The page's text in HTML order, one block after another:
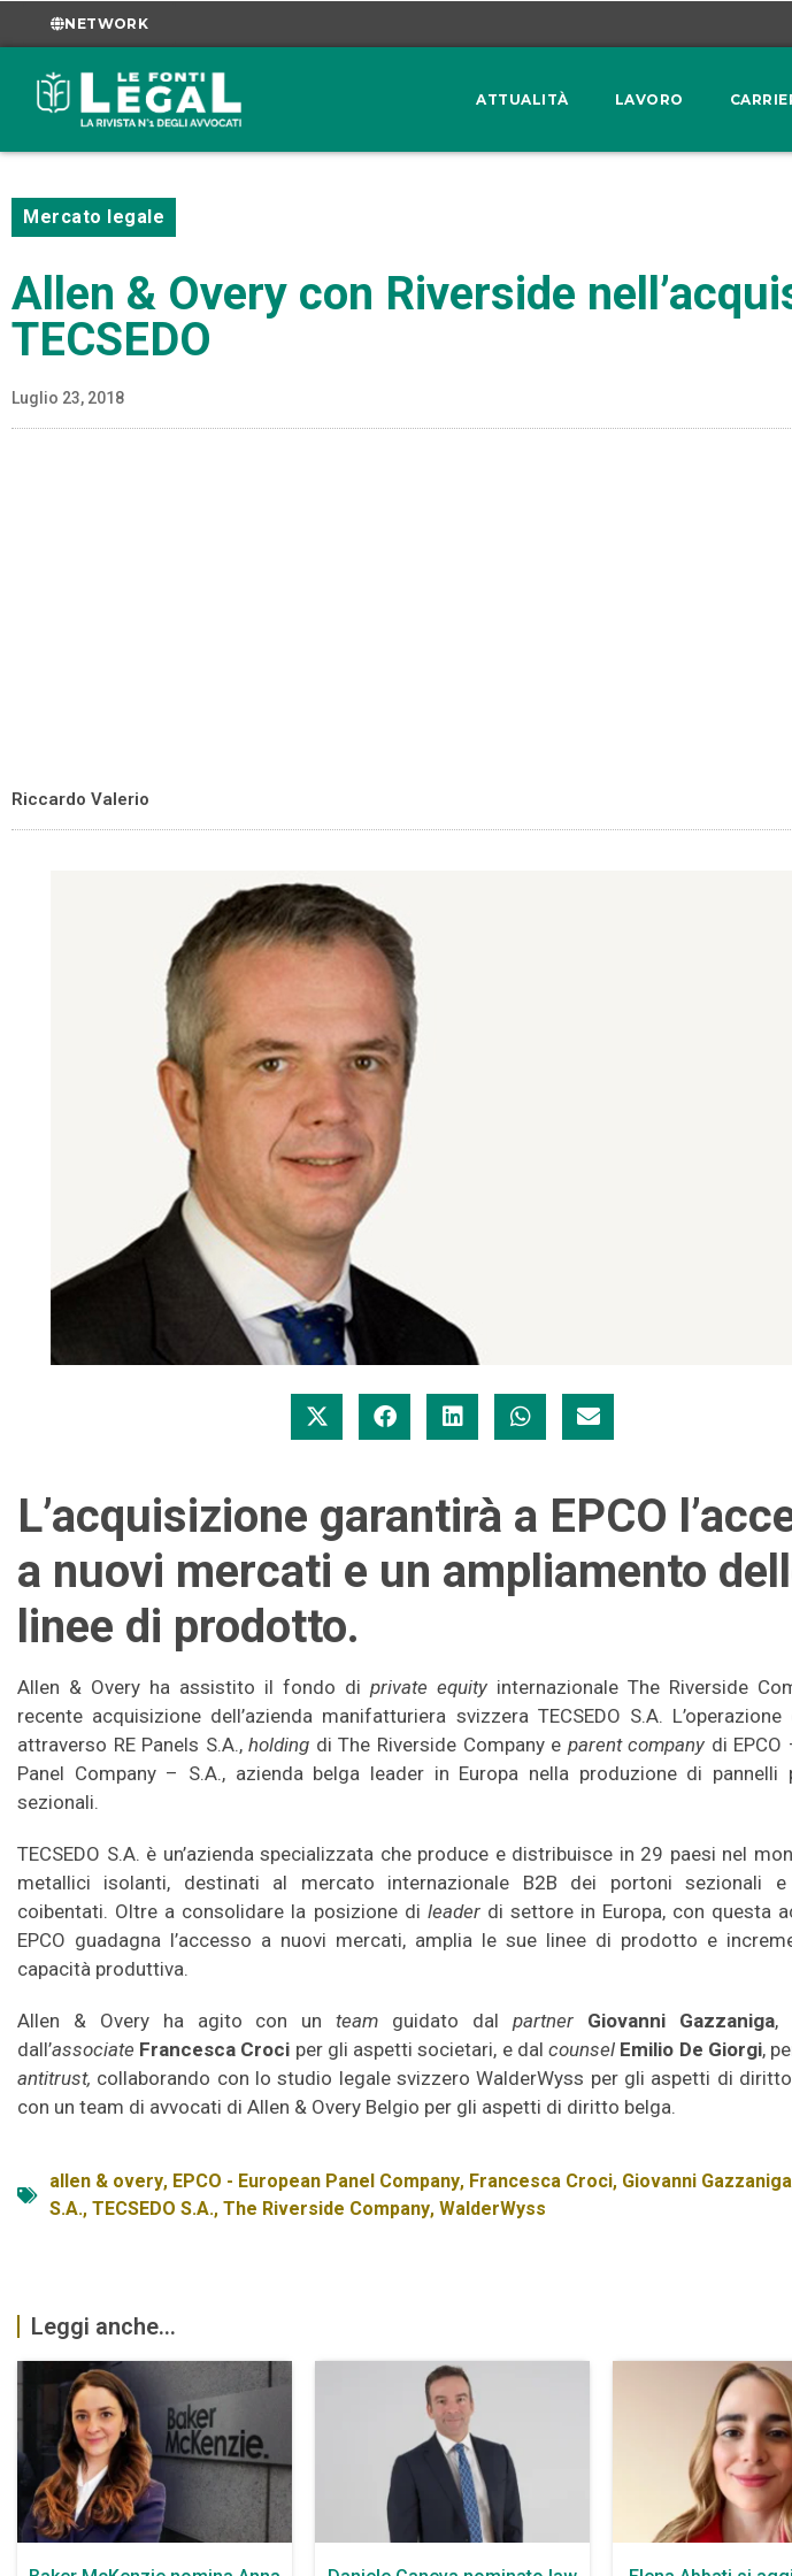
NETWORK
ATTUALITÀ LAVORO
Mercato legale
Allen & Overy con Riverside
TECSEDO
Luglio 23, 2018
Riccardo Valerio
L’acquisizione garantirà a EPCO
a nuovi mercati e un ampliamento
linee di prodotto.
Allen & Overy ha assistito il fondo di private equityinternazionale The Riverside
recente acquisizione dell’azienda manifatturiera svizzera TECSEDO S.A. L’operazione
attraverso RE Panels S.A.,holding di The Riverside Company e parent company di EPCO
Panel Company – S.A., azienda belga leader in Europa nella produzione di pannelli
sezionali.
TECSEDO S.A. è un’azienda specializzata che produce e distribuisce in 29 paesi nel
metallici isolanti, destinati al mercato internazionale B2B dei portoni sezionali e
coibentati. Oltre a consolidare la posizione di leaderdi settore in Europa, con questa
EPCO guadagna l’accesso a nuovi mercati, amplia le sue linee di prodotto e
capacità produttiva.
Allen & Overy ha agito con unteam guidato dal partner Giovanni Gazzaniga,
dall’associate Francesca Croci per gli aspetti societari, e dalcounsel Emilio De Giorgi,
antitrust, collaborando con lo studio legale svizzero WalderWyss per gli aspetti di
con un team di avvocati di Allen & Overy Belgio per gli aspetti di diritto belga.
allen & overy, EPCO - European Panel Company, Francesca Croci, Giovanni Gazzaniga
S.A., TECSEDO S.A., The Riverside Company, WalderWyss
Leggi anche...